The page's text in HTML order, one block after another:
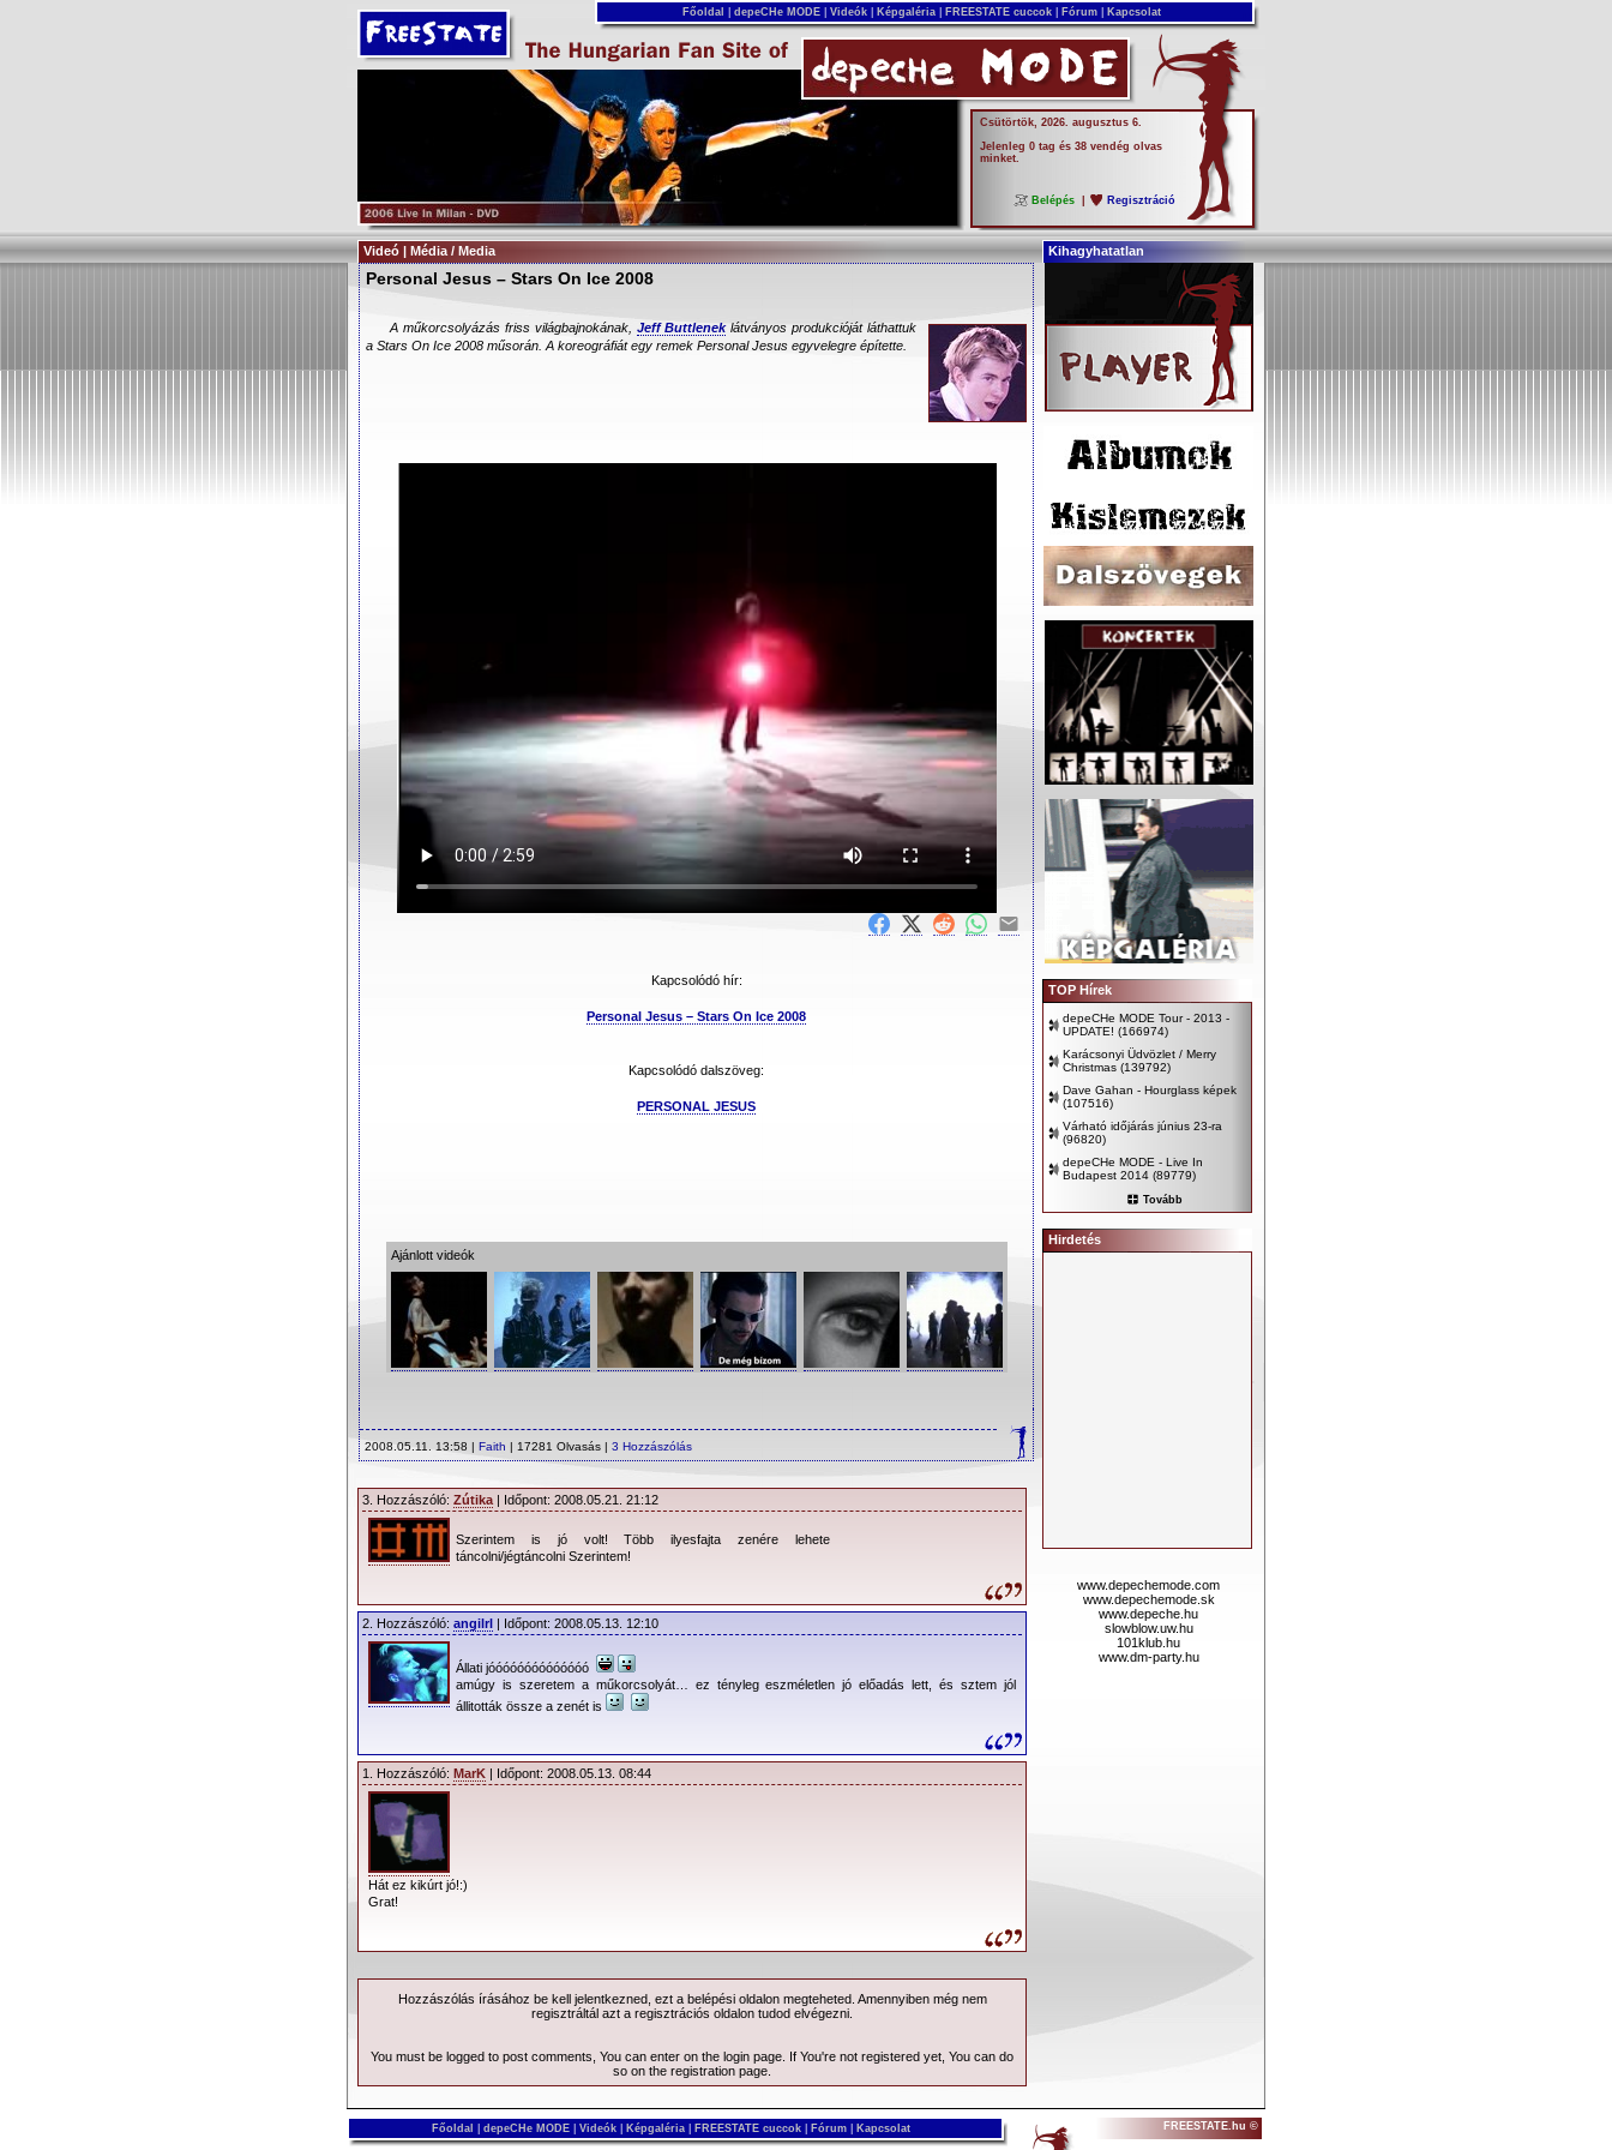
Főoldal depeCHe MODE Videók Képgaléria FREESTATE cuccok Fórum Kapcsolat
Csütörtök, 2026. augusztus 6.
Jelenleg 0 tag és 38 vendég olvas
minket.
Belépés Regisztráció
Videó | Média / Media Kihagyhatatlan
Personal Jesus – Stars On Ice 2008
A műkorcsolyázás friss világbajnokának, Jeff Buttleneklátványos produkcióját láthattuk
a Stars On Ice 2008 műsorán. A koreográfiát egy remek Personal Jesus egyvelegre építette.
Kapcsolódó hír:
Personal Jesus – Stars On Ice 2008
Kapcsolódó dalszöveg:
PERSONAL JESUS
Ajánlott videók
2008.05.11. 13:58 | Faith | 17281 Olvasás | 3 Hozzászólás
3. Hozzászóló: Zútika | Időpont: 2008.05.21. 21:12
Szerintem is jó volt! Több ilyesfajta zenére lehete
táncolni/jégtáncolni Szerintem!
2. Hozzászóló: angilrl | Időpont: 2008.05.13. 12:10
Állati jóóóóóóóóóóóóóó
amúgy is szeretem a műkorcsolyát… ez tényleg eszméletlen jó előadás lett, és sztem jól
állitották össze a zenét is
1. Hozzászóló: MarK | Időpont: 2008.05.13. 08:44
Hát ez kikúrt jó!:)
Grat!
Hozzászólás írásához be kell jelentkezned, ezt a belépésioldalon megteheted. Amennyiben még nem
regisztráltál azt a regisztrációs oldalon tudod elvégezni.
You must be logged to post comments, You can enter on the login page . If You're not registered yet, You can do
so on the registration page
TOP Hírek
depeCHe MODE Tour - 2013 -
UPDATE! (166974)
Karácsonyi Üdvözlet / Merry
Christmas (139792)
Dave Gahan - Hourglass képek
(107516)
Várható időjárás június 23-ra
(96820)
depeCHe MODE - Live In
Budapest 2014 (89779)
Tovább
Hirdetés
www.depechemode.com
www.depechemode.sk
www.depeche.hu
slowblow.uw.hu
101klub.hu
www.dm-party.hu
Főoldal depeCHe MODE Videók Képgaléria FREESTATE cuccok Fórum Kapcsolat FREESTATE.hu ©